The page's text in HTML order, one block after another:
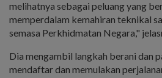
melihatnya sebagai peluang yang
memperdalam kemahiran teknikal
semasa Perkhidmatan Negara,"
Dia mengambil langkah berani dan
mendaftar dan memulakan